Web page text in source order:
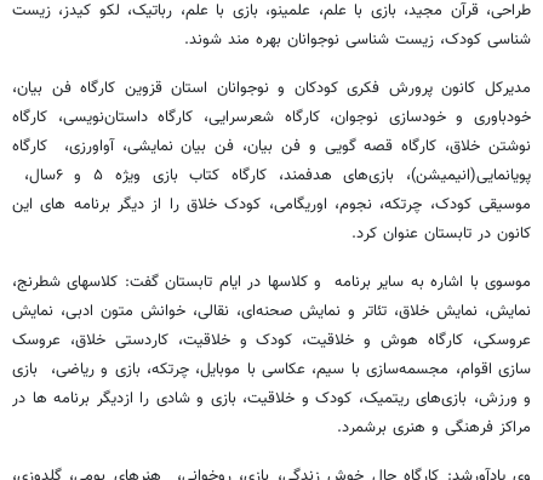
طراحی، قرآن مجید، بازی با علم، علمینو، بازی با علم، رباتیک، لکو کیدز، زیست
شناسی کودک، زیست شناسی نوجوانان بهره مند شوند.
مدیرکل کانون پرورش فکری کودکان و نوجوانان استان قزوین کارگاه فن بیان،
خودباوری و خودسازی نوجوان، کارگاه شعرسرایی، کارگاه داستان‌نویسی، کارگاه
نوشتن خلاق، کارگاه قصه گویی و فن بیان، فن بیان نمایشی، آواورزی، کارگاه
پویانمایی(انیمیشن)، بازی‌های هدفمند، کارگاه کتاب بازی ویژه ۵ و ۶سال،
موسیقی کودک، چرتکه، نجوم، اوریگامی، کودک خلاق را از دیگر برنامه های این
کانون در تابستان عنوان کرد.
موسوی با اشاره به سایر برنامه و کلاسها در ایام تابستان گفت: کلاسهای شطرنج،
نمایش، نمایش خلاق، تئاتر و نمایش صحنه‌ای، نقالی، خوانش متون ادبی، نمایش
عروسکی، کارگاه هوش و خلاقیت، کودک و خلاقیت، کاردستی خلاق، عروسک
سازی اقوام، مجسمه‌سازی با سیم، عکاسی با موبایل، چرتکه، بازی و ریاضی، بازی
و ورزش، بازی‌های ریتمیک، کودک و خلاقیت، بازی و شادی را ازدیگر برنامه ها در
مراکز فرهنگی و هنری برشمرد.